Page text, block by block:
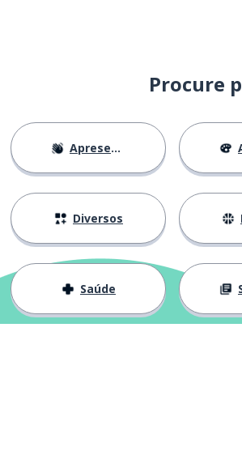
sono divorziati os meus pais
lasciati nós
Papa se ne fa un altro rei morto, rei
Procure
Apresentações
Diversos
Saúde